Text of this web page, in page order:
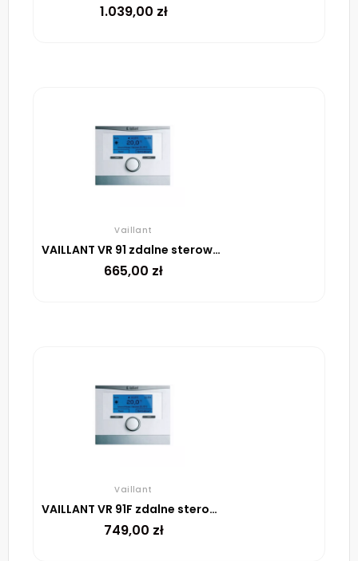
1.039,00 zł
Vaillant
VAILLANT VR 91 zdalne sterowanie do regulatora multiMATIC 700 ze złączem eBUS
665,00 zł
Vaillant
VAILLANT VR 91F zdalne sterowanie bezprzewodowe do regulatora multiMATIC 700f ze złączem eBUS
749,00 zł